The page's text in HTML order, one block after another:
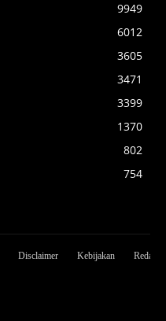
9949
6012
3605
3471
3399
1370
802
754
Disclaimer Kebijakan Redaksi